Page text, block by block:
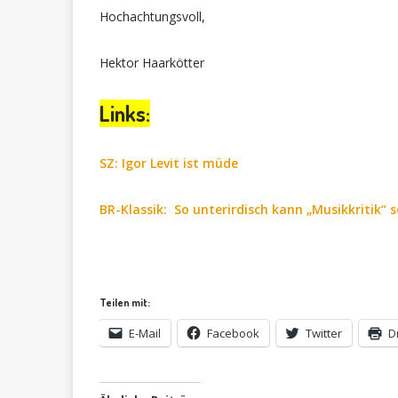
Hochachtungsvoll,
Hektor Haarkötter
Links:
SZ: Igor Levit ist müde
BR-Klassik: So unterirdisch kann „Musikkritik“
Teilen mit:
E-Mail Facebook Twitter